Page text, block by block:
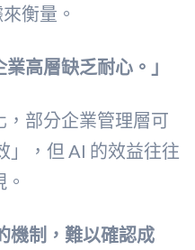
衡量。
高層缺乏耐心。」
部分企業管理層可
」，但 AI 的效益往往
機制，難以確認成